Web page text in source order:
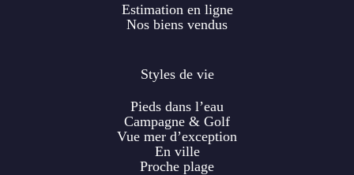
Estimation en ligne
Nos biens vendus
Styles de vie
Pieds dans l’eau
Campagne & Golf
Vue mer d’exception
En ville
Proche plage